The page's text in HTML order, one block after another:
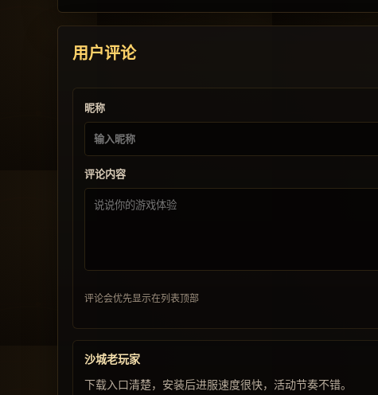
用户评论
昵称
评论内容
评论会优先显示在列表顶部
沙城老玩家
下载入口清楚，安装后进服速度很快，活动节奏不错。